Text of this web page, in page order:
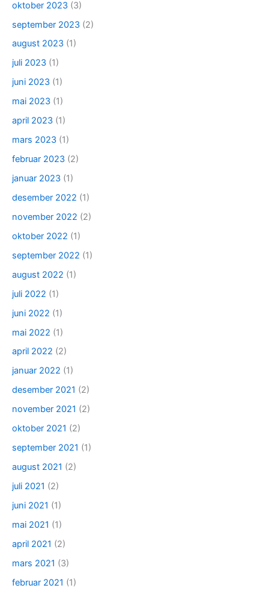
oktober 2023 (3)
september 2023 (2)
august 2023 (1)
juli 2023 (1)
juni 2023 (1)
mai 2023 (1)
april 2023 (1)
mars 2023 (1)
februar 2023 (2)
januar 2023 (1)
desember 2022 (1)
november 2022 (2)
oktober 2022 (1)
september 2022 (1)
august 2022 (1)
juli 2022 (1)
juni 2022 (1)
mai 2022 (1)
april 2022 (2)
januar 2022 (1)
desember 2021 (2)
november 2021 (2)
oktober 2021 (2)
september 2021 (1)
august 2021 (2)
juli 2021 (2)
juni 2021 (1)
mai 2021 (1)
april 2021 (2)
mars 2021 (3)
februar 2021 (1)